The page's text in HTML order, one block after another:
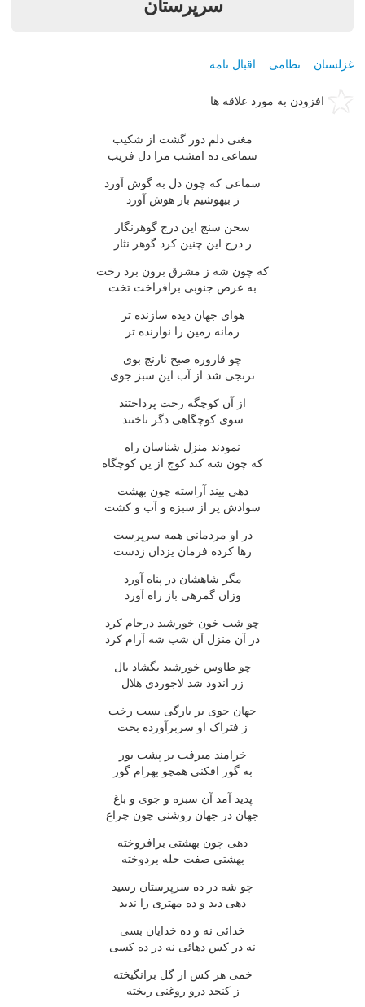
سرپرستان
غزلستان :: نظامی :: اقبال نامه
افزودن به مورد علاقه ها
مغنى دلم دور گشت از شکيب
سماعى ده امشب مرا دل فريب
سماعى که چون دل به گوش آورد
ز بيهوشيم باز هوش آورد
سخن سنج اين درج گوهرنگار
ز درج اين چنين کرد گوهر نثار
که چون شه ز مشرق برون برد رخت
به عرض جنوبى برافراخت تخت
هواى جهان ديده سازنده تر
زمانه زمين را نوازنده تر
چو قاروره صبح نارنج بوى
ترنجى شد از آب اين سبز جوى
از آن کوچگه رخت پرداختند
سوى کوچگاهى دگر تاختند
نمودند منزل شناسان راه
که چون شه کند کوچ از ين کوچگاه
دهى بيند آراسته چون بهشت
سوادش پر از سبزه و آب و کشت
در او مردمانى همه سرپرست
رها کرده فرمان يزدان زدست
مگر شاهشان در پناه آورد
وزان گمرهى باز راه آورد
چو شب خون خورشيد درجام کرد
در آن منزل آن شب شه آرام کرد
چو طاوس خورشيد بگشاد بال
زر اندود شد لاجوردى هلال
جهان جوى بر بارگى بست رخت
ز فتراک او سربرآورده بخت
خرامند ميرفت بر پشت بور
به گور افکنى همچو بهرام گور
پديد آمد آن سبزه و جوى و باغ
جهان در جهان روشنى چون چراغ
دهى چون بهشتى برافروخته
بهشتى صفت حله بردوخته
چو شه در ده سرپرستان رسيد
دهى ديد و ده مهترى را نديد
خدائى نه و ده خدايان بسى
نه در کس دهائى نه در ده کسى
خمى هر کس از گل برانگيخته
ز کنجد درو روغنى ريخته